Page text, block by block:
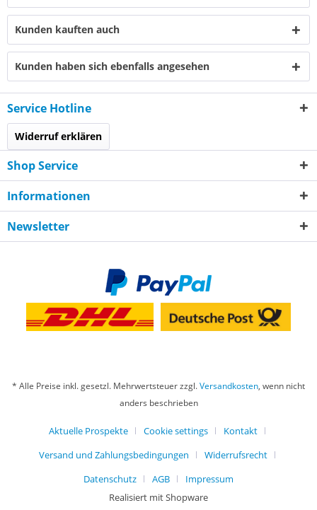
Kunden kauften auch
Kunden haben sich ebenfalls angesehen
Service Hotline
Widerruf erklären
Shop Service
Informationen
Newsletter
* Alle Preise inkl. gesetzl. Mehrwertsteuer zzgl.Versandkosten, wenn nicht
anders beschrieben
Aktuelle Prospekte Cookie settings
Kontakt
Versand und Zahlungsbedingungen
Widerrufsrecht
Datenschutz
AGB
Impressum
Realisiert mit Shopware